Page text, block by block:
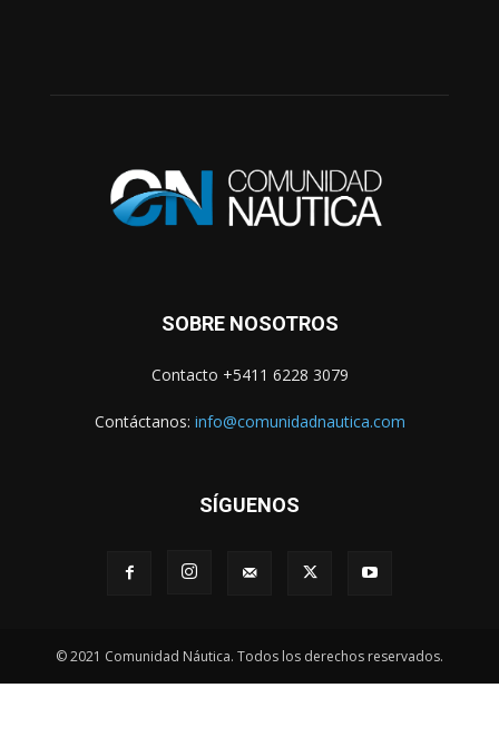
SOBRE NOSOTROS
Contacto +5411 6228 3079
Contáctanos: info@comunidadnautica.com
SÍGUENOS
© 2021 Comunidad Náutica. Todos los derechos reservados.